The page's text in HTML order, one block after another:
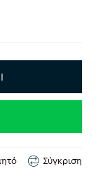
Σύγκριση